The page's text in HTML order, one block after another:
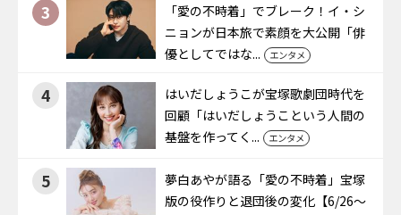
3
「愛の不時着」でブレーク！イ・シ
ニョンが日本旅で素顔を大公開「俳
優としてではな...
エンタメ
4
はいだしょうこが宝塚歌劇団時代を
回顧「はいだしょうこという人間の
基盤を作ってく...
エンタメ
5
夢白あやが語る「愛の不時着」宝塚
版の役作りと退団後の変化【6/26～